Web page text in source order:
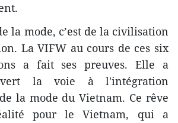
la mode, c’est de la civilisation
La VIFW au cours de ces six
a fait ses preuves. Elle a
la voie à l'intégration
la mode du Vietnam. Ce rêve
pour le Vietnam, qui a